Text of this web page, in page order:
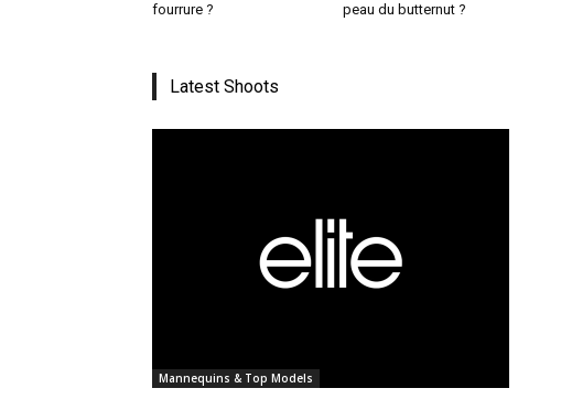
fourrure ?
peau du butternut ?
Latest Shoots
Mannequins & Top Models